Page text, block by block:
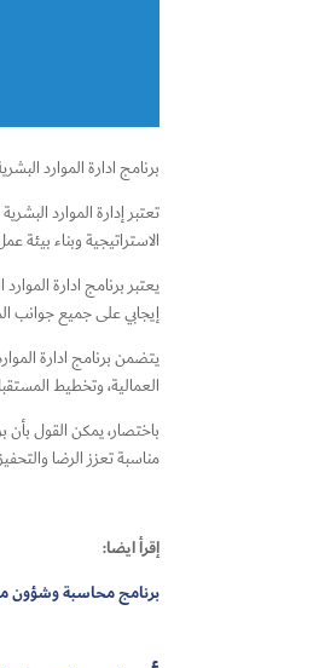
برنامج ادارة الموارد
تعتبر إدارة الموارد
الاستراتيجية وبناء بيئة
يعتبر برنامج ادارة
إيجابي على جميع جوانب
يتضمن برنامج ادارة
العمالية، وتخطيط
باختصار، يمكن القول بأن
مناسبة تعزز الرضا
إقرأ ايضا:
برنامج محاسبة وشؤون